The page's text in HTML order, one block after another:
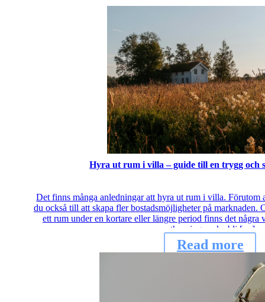
Hyra ut rum i villa – guide till en trygg och
Det finns många anledningar att hyra ut rum i villa. Förutom
du också till att skapa fler bostadsmöjligheter på marknaden.
ett rum under en kortare eller längre period finns det några
uthyrningen ska bli […]
Read more